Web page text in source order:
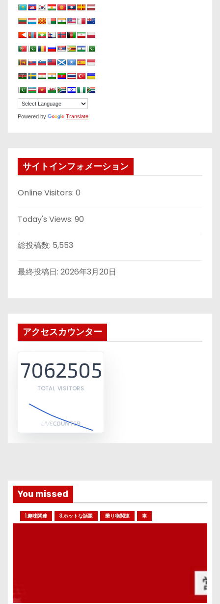
Powered by Translate
サイトインフォメーション
Online Visitors: 0
Today's Views: 90
総投稿数: 5,553
最終投稿日: 2026年3月20日
アクセスカウンター
7062505
TOTAL VISITORS
You missed
1.趣味関連 3.ホットな話題 乗り物関連 車